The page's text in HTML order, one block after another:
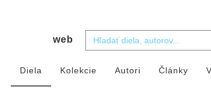
web
Diela Kolekcie Autori Články